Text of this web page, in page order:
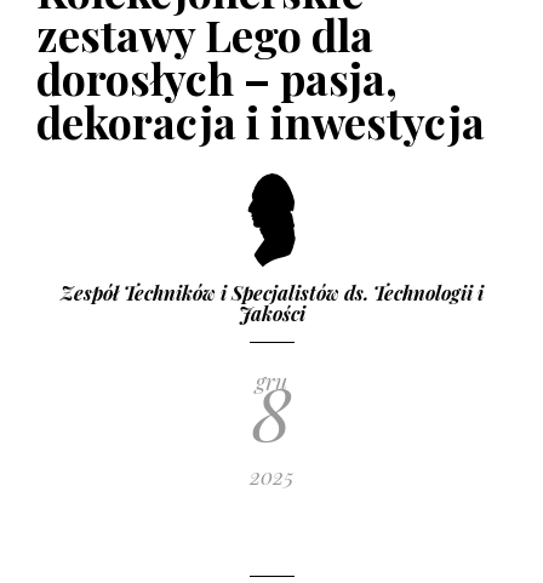
Co i kiedy kupimy taniej?
2 STYCZNIA 2017
zestawy Lego dla
dorosłych – pasja,
dekoracja i inwestycja
Zespół Techników i Specjalistów ds. Technologii i
Jakości
gru
8
2025